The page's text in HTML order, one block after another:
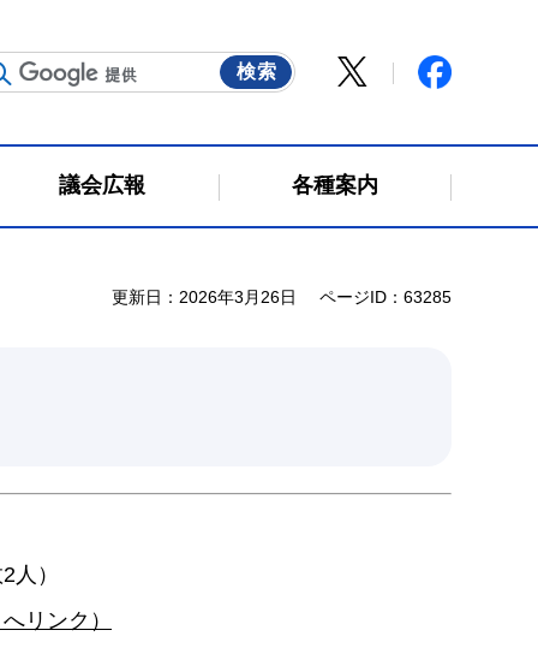
議会広報 各種案内
更新日：2026年3月26日 ページID：63285
人）
リンク）